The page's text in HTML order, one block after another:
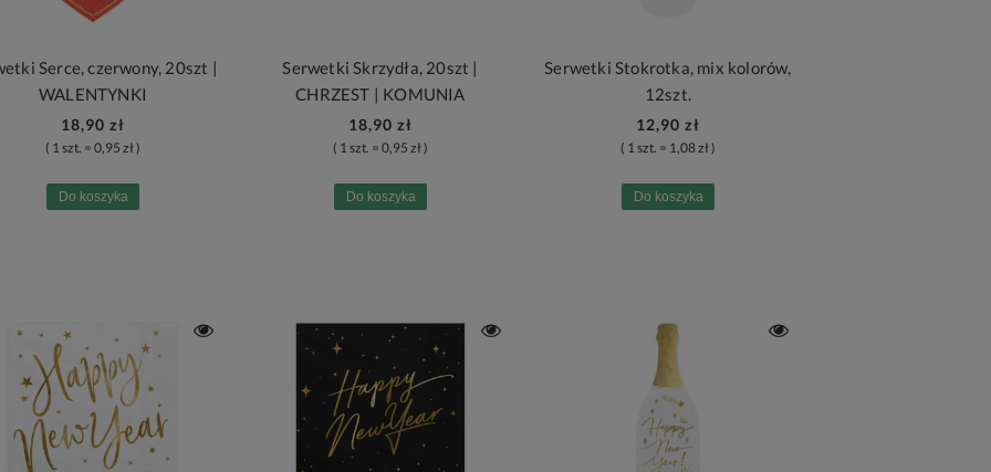
Serce, czerwony, 20szt |
WALENTYNKI
18,90 zł
( 1 szt. = 0,95 zł )
Do koszyka
Serwetki Skrzydła, 20szt |
CHRZEST | KOMUNIA
18,90 zł
( 1 szt. = 0,95 zł )
Do koszyka
Serwetki Stokrotka, mix kolorów,
12szt.
12,90 zł
( 1 szt. = 1,08 zł )
Do koszyka